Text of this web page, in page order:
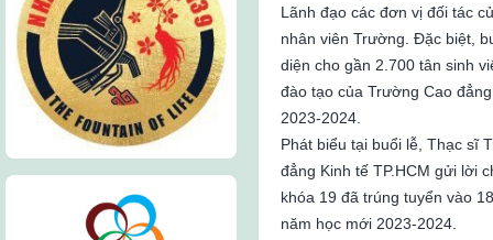
Lãnh đạo các đơn vị đối tác
nhân viên Trường. Đặc biệt,
diện cho gần 2.700 tân sinh
đào tạo của Trường Cao
2023-2024.
Phát biểu tại buổi lễ, Thạc sĩ
đẳng Kinh tế TP.HCM gửi lời
khóa 19 đã trúng tuyển vào
năm học mới 2023-2024.